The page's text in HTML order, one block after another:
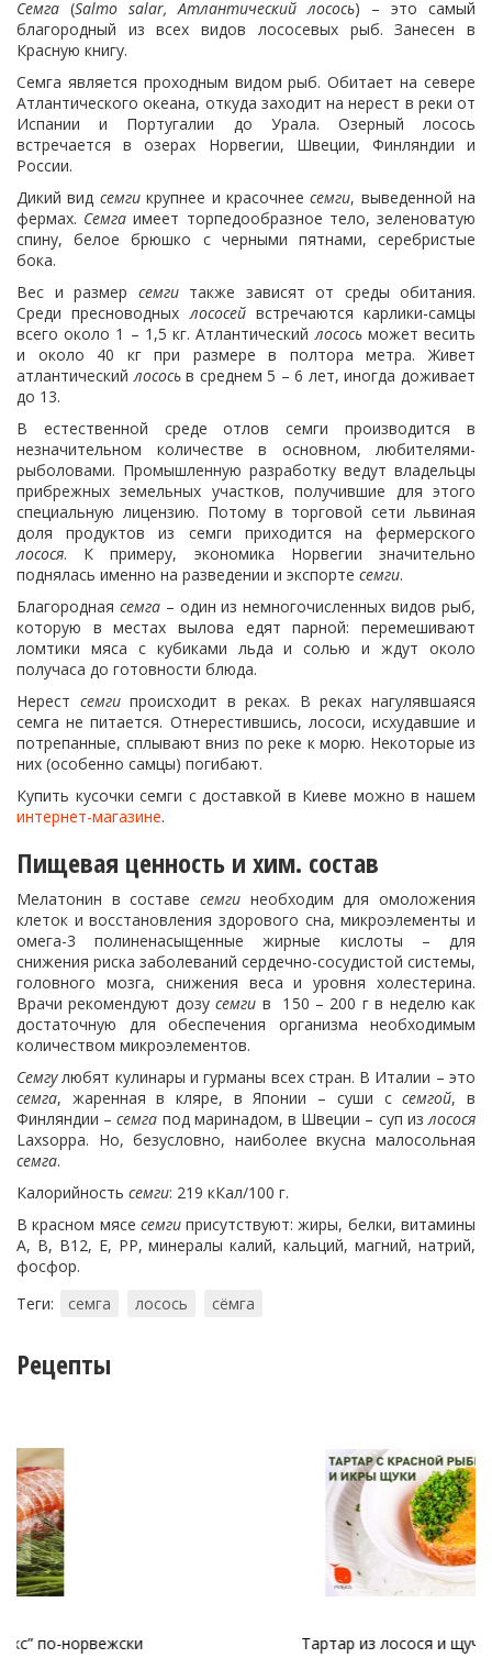
Семга (Salmo salar, Атлантический лосось) – это самый
благородный из всех видов лососевых рыб. Занесен в
Красную книгу.
Семга является проходным видом рыб. Обитает на севере
Атлантического океана, откуда заходит на нерест в реки от
Испании и Португалии до Урала. Озерный лосось
встречается в озерах Норвегии, Швеции, Финляндии и
России.
Дикий вид семгикрупнее и красочнеесемги, выведенной на
фермах. Семга имеет торпедообразное тело, зеленоватую
спину, белое брюшко с черными пятнами, серебристые
бока.
Вес и размер семгитакже зависят от среды обитания.
Среди пресноводныхлососейвстречаются карлики-самцы
всего около 1 – 1,5 кг. Атлантическийлососьможет весить
и около 40 кг при размере в полтора метра. Живет
атлантическийлососьв среднем 5 – 6 лет, иногда доживает
до 13.
В естественной среде отлов семги производится в
незначительном количестве в основном, любителями-
рыболовами. Промышленную разработку ведут владельцы
прибрежных земельных участков, получившие для этого
специальную лицензию. Потому в торговой сети львиная
доля продуктов из семги приходится на фермерского
лосося. К примеру, экономика Норвегии значительно
поднялась именно на разведении и экспорте семги.
Благородная семга– один из немногочисленных видов рыб,
которую в местах вылова едят парной: перемешивают
ломтики мяса с кубиками льда и солью и ждут около
получаса до готовности блюда.
Нерест семгипроисходит в реках. В реках нагулявшаяся
семга не питается. Отнерестившись, лососи, исхудавшие и
потрепанные, сплывают вниз по реке к морю. Некоторые из
них (особенно самцы) погибают.
Купить кусочки семги с доставкой в Киеве можно в нашем
интернет-магазине.
Пищевая ценность и хим. состав
Мелатонин в составе семги необходим для омоложения
клеток и восстановления здорового сна, микроэлементы и
омега-3 полиненасыщенные жирные кислоты – для
снижения риска заболеваний сердечно-сосудистой системы,
головного мозга, снижения веса и уровня холестерина.
Врачи рекомендуют дозусемги в 150 – 200 г в неделю как
достаточную для обеспечения организма необходимым
количеством микроэлементов.
Семгулюбят кулинары и гурманы всех стран. В Италии – это
семга, жаренная в кляре, в Японии – суши ссемгой, в
Финляндии –семга под маринадом, в Швеции – суп излосося
Laxsoppa. Но, безусловно, наиболее вкусна малосольная
семга.
Калорийность семги: 219 кКал/100 г.
В красном мясе семгиприсутствуют: жиры, белки, витамины
А, В, В12, Е, PP, минералы калий, кальций, магний, натрий,
фосфор.
Теги:
семга лосось сёмга
Рецепты
Тартар из лосося и щучьей икры